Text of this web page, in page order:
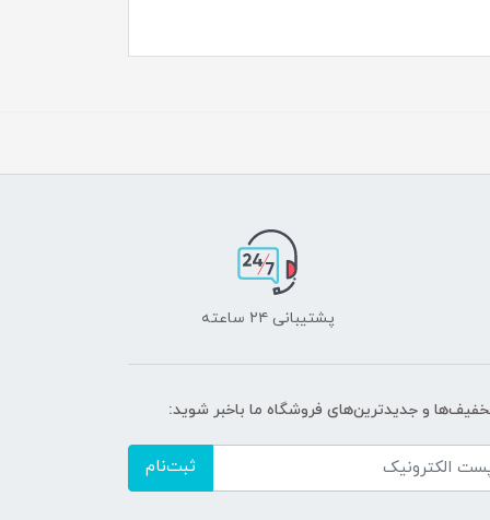
پشتیبانی ۲۴ ساعته
و جدیدترین‌های فروشگاه ما باخبر شوید:
ثبت‌نام